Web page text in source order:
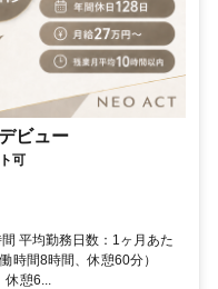
ビュー
可
平均勤務日数：1ヶ月あた
時間8時間、休憩60分）
休憩6...